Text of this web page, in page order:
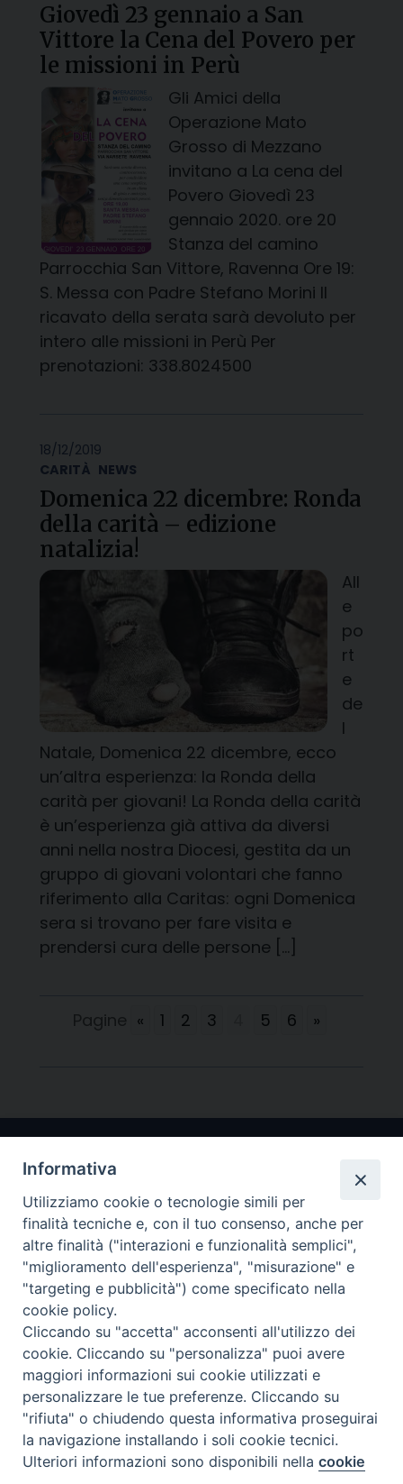
Giovedì 23 gennaio a San
Vittore la Cena del Povero per
le missioni in Perù
Gli Amici della
Operazione Mato
Grosso di Mezzano
invitano a La cena del
Povero Giovedì 23
gennaio 2020. ore 20
Stanza del camino
Parrocchia San Vittore, Ravenna Ore 19:
S. Messa con Padre Stefano Morini Il
ricavato della serata sarà devoluto per
intero alle missioni in Perù Per
prenotazioni: 338.8024500
18/12/2019
CARITÀ NEWS
Domenica 22 dicembre: Ronda
della carità – edizione
natalizia!
All
e
po
rt
e
de
l
Natale, Domenica 22 dicembre, ecco
un’altra esperienza: la Ronda della
carità per giovani! La Ronda della carità
è un’esperienza già attiva da diversi
anni nella nostra Diocesi, gestita da un
gruppo di giovani volontari che fanno
riferimento alla Caritas: ogni Domenica
sera si trovano per fare visita e
prendersi cura delle persone […]
Pagine « 1 2 3 5 6 »
Arcidiocesi di Ravenna-Cervia
CONTATTI
Piazza Arcivescovado, 1 48121- Ravenna
tel 0544.541655
curia@diocesiravennacervia.it
Per segnalazioni tecniche e aggiornamenti:
webmaster@diocesiravennacervia.it
Preferenze Cookie
Informativa
Utilizziamo cookie o tecnologie simili per
finalità tecniche e, con il tuo consenso, anche per
altre finalità ("interazioni e funzionalità semplici",
"miglioramento dell'esperienza", "misurazione" e
"targeting e pubblicità") come specificato nella
cookie policy.
Cliccando su "accetta" acconsenti all'utilizzo dei
cookie. Cliccando su "personalizza" puoi avere
maggiori informazioni sui cookie utilizzati e
personalizzare le tue preferenze. Cliccando su
"rifiuta" o chiudendo questa informativa proseguirai
la navigazione installando i soli cookie tecnici.
Ulteriori informazioni sono disponibili nellacookie